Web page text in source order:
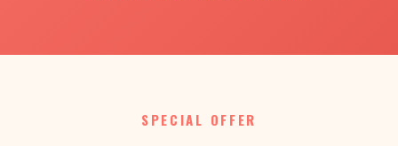
SPECIAL OFFER